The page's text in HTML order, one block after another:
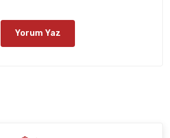
Yorum Yaz